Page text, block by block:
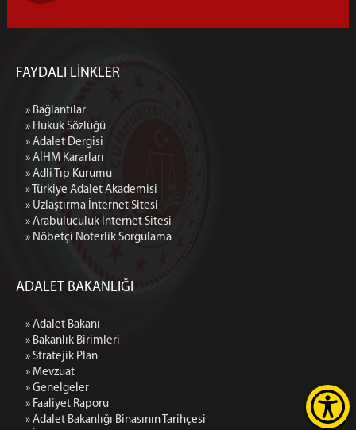
FAYDALI LİNKLER
» Bağlantılar
» Hukuk Sözlüğü
» Adalet Dergisi
» AİHM Kararları
» Adli Tıp Kurumu
» Türkiye Adalet Akademisi
» Uzlaştırma İnternet Sitesi
» Arabuluculuk İnternet Sitesi
» Nöbetçi Noterlik Sorgulama
ADALET BAKANLIĞI
» Adalet Bakanı
» Bakanlık Birimleri
» Stratejik Plan
» Mevzuat
» Genelgeler
» Faaliyet Raporu
» Adalet Bakanlığı Binasının Tarihçesi